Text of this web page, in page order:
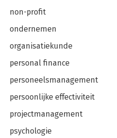
non-profit
ondernemen
organisatiekunde
personal finance
personeelsmanagement
persoonlijke effectiviteit
projectmanagement
psychologie